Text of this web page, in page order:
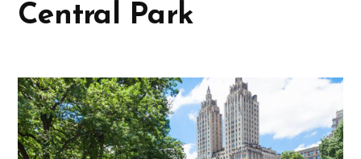
Central Park